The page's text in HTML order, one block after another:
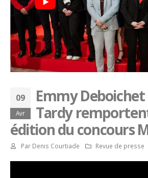
09
Avr
Emmy Deboichet
Tardy
édition du concours
Par Denis Courtiade Revue de presse